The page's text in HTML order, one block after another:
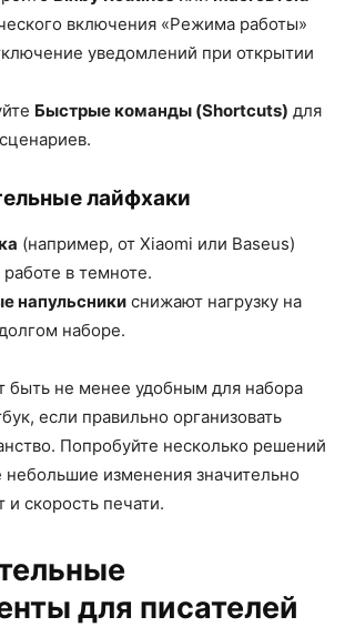
включения «Режима работы»
уведомлений при открытии
Быстрые команды (Shortcuts) для
лайфхаки
(например, от Xiaomi или Baseus)
в темноте.
напульсники снижают нагрузку на
наборе.
не менее удобным для набора
если правильно организовать
Попробуйте несколько решений
небольшие изменения значительно
и скорость печати.
для писателей